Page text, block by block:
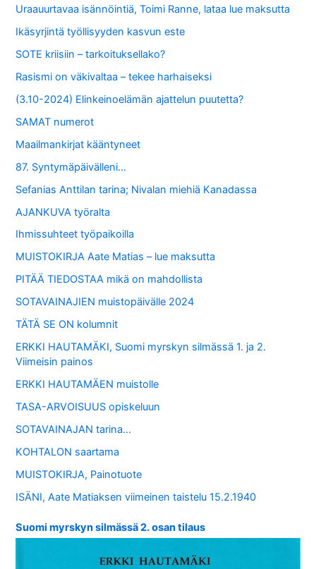
Uraauurtavaa isännöintiä, Toimi Ranne, lataa lue maksutta
Ikäsyrjintä työllisyyden kasvun este
SOTE kriisiin – tarkoituksellako?
Rasismi on väkivaltaa – tekee harhaiseksi
(3.10-2024) Elinkeinoelämän ajattelun puutetta?
SAMAT numerot
Maailmankirjat kääntyneet
87. Syntymäpäivälleni…
Sefanias Anttilan tarina; Nivalan miehiä Kanadassa
AJANKUVA työralta
Ihmissuhteet työpaikoilla
MUISTOKIRJA Aate Matias – lue maksutta
PITÄÄ TIEDOSTAA mikä on mahdollista
SOTAVAINAJIEN muistopäivälle 2024
TÄTÄ SE ON kolumnit
ERKKI HAUTAMÄKI, Suomi myrskyn silmässä 1. ja 2.
Viimeisin painos
ERKKI HAUTAMÄEN muistolle
TASA-ARVOISUUS opiskeluun
SOTAVAINAJAN tarina…
KOHTALON saartama
MUISTOKIRJA, Painotuote
ISÄNI, Aate Matiaksen viimeinen taistelu 15.2.1940
Suomi myrskyn silmässä 2. osan tilaus